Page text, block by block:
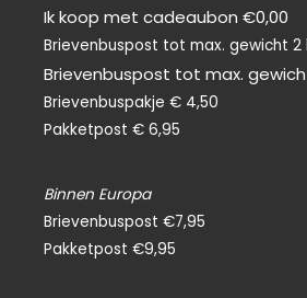
Ik koop met cadeaubon €0,00
Brievenbuspost tot max. gewicht 2
Brievenbuspost tot max.
Brievenbuspakje € 4,50
Pakketpost € 6,95
Binnen Europa
Brievenbuspost €7,95
Pakketpost €9,95